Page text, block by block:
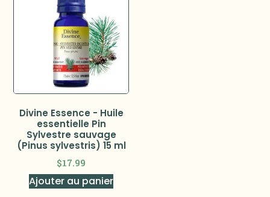
Divine Essence - Huile
essentielle Pin
Sylvestre sauvage
(Pinus sylvestris) 15 ml
$17.99
Ajouter au panier